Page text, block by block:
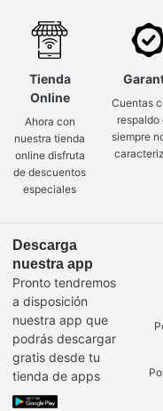
Tienda
Online
Ahora con
nuestra tienda
online disfruta
de descuentos
especiales
Cuentas
respaldo
siempre
Descarga
nuestra app
Pronto tendremos
a disposición
nuestra app que
podrás descargar
gratis desde tu
tienda de apps